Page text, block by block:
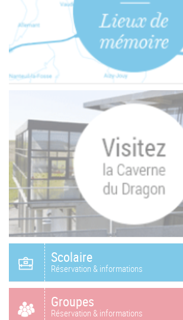
Scolaire
Réservation & informations
Groupes
Réservation & informations